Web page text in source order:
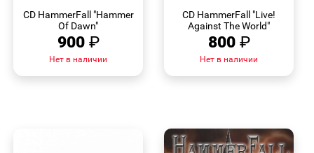
CD HammerFall "Hammer
Of Dawn"
900 ₽
Нет в наличии
CD HammerFall "Live!
Against The World"
800 ₽
Нет в наличии